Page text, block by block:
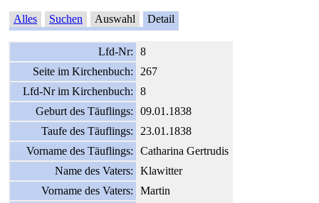
Alles Suchen Auswahl Detail
Lfd-Nr:
8
Seite im Kirchenbuch:
267
Lfd-Nr im Kirchenbuch:
8
Geburt des Täuflings:
09.01.1838
Taufe des Täuflings:
23.01.1838
Vorname des Täuflings:
Catharina Gertrudis
Name des Vaters:
Klawitter
Vorname des Vaters:
Martin